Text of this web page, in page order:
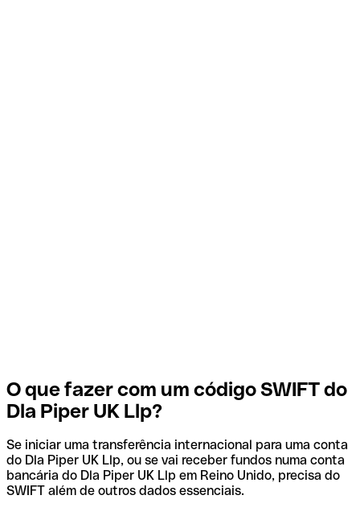
O que fazer com um código SWIFT do
Dla Piper UK Llp?
Se iniciar uma transferência internacional para uma conta
do Dla Piper UK Llp, ou se vai receber fundos numa conta
bancária do Dla Piper UK Llp em Reino Unido, precisa do
SWIFT além de outros dados essenciais.